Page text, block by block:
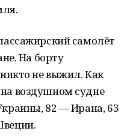
самолёт
На борту
не выжил. Как
воздушном судне
82 — Ирана, 63